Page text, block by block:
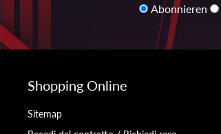
Abonnieren
Shopping Online
Sitemap